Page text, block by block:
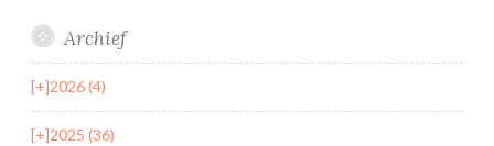
Archief
[+]2026 (4)
[+]2025 (36)